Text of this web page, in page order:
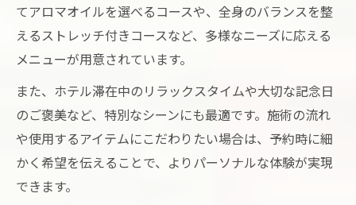
てアロマオイルを選べるコースや、全身のバランスを整
えるストレッチ付きコースなど、多様なニーズに応える
メニューが用意されています。
また、ホテル滞在中のリラックスタイムや大切な記念日
のご褒美など、特別なシーンにも最適です。施術の流れ
や使用するアイテムにこだわりたい場合は、予約時に細
かく希望を伝えることで、よりパーソナルな体験が実現
できます。